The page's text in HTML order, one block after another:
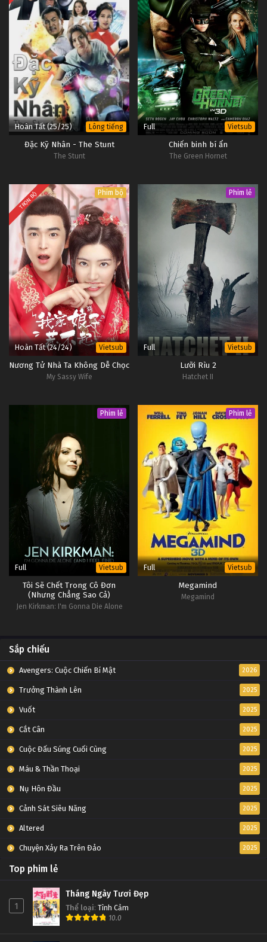
Hoàn Tất (25/25) Lông tiếng
Đặc Kỹ Nhân - The Stunt
The Stunt
Full Vietsub
Chiến binh bí ẩn
The Green Hornet
TRỌN BỘ Phim bộ
Hoàn Tất (24/24) Vietsub
Nương Tử Nhà Ta Không Dễ Chọc
My Sassy Wife
Phim lẻ
Full Vietsub
Lưỡi Rìu 2
Hatchet II
Phim lẻ
Full Vietsub
Tôi Sẽ Chết Trong Cô Đơn
(Nhưng Chẳng Sao Cả)
Jen Kirkman: I'm Gonna Die Alone
Phim lẻ
Full Vietsub
Megamind
Megamind
Sắp chiếu
Avengers: Cuộc Chiến Bí Mật 2026
Trưởng Thành Lên 2025
Vuốt 2025
Cắt Cân 2025
Cuộc Đấu Súng Cuối Cùng 2025
Máu & Thần Thoại 2025
Nụ Hôn Đầu 2025
Cảnh Sát Siêu Năng 2025
Altered 2025
Chuyện Xảy Ra Trên Đảo 2025
Top phim lẻ
1
Tháng Ngày Tươi Đẹp
Thể loại: Tình Cảm
10.0